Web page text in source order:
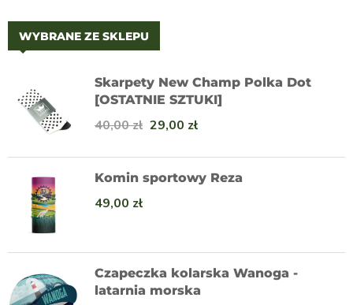
WYBRANE ZE SKLEPU
Skarpety New Champ Polka Dot
[OSTATNIE SZTUKI]
40,00zł 29,00 zł
Komin sportowy Reza
49,00 zł
Czapeczka kolarska Wanoga -
latarnia morska